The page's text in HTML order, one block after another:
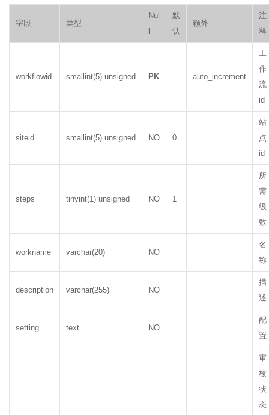
字段 类型
Nul
默
认
额外
注
释
workflowid smallint(5) unsigned PK auto_increment
工
作
流
id
siteid smallint(5) unsigned NO 0
站
点
id
steps tinyint(1) unsigned NO 1
所
需
级
数
workname varchar(20) NO
名
称
description varchar(255) NO
描
述
setting text NO
配
置
审
核
状
态